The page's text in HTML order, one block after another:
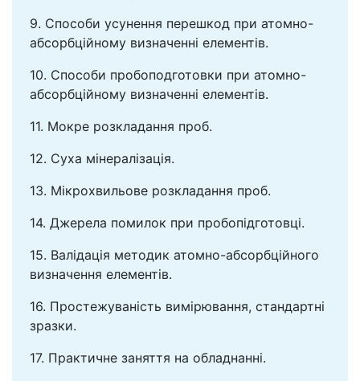
9. Способи усунення перешкод при атомно-
абсорбційному визначенні елементів.
10. Способи пробоподготовки при атомно-
абсорбційному визначенні елементів.
11. Мокре розкладання проб.
12. Суха мінералізація.
13. Мікрохвильове розкладання проб.
14. Джерела помилок при пробопідготовці.
15. Валідація методик атомно-абсорбційного
визначення елементів.
16. Простежуваність вимірювання, стандартні
зразки.
17. Практичне заняття на обладнанні.